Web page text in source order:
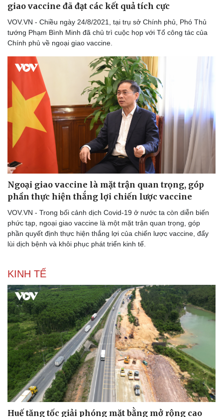
Thể thao
Bóng đá
Lịch thi đấu bóng đá
Thế giới thể thao
eSports
Hậu trường
Ô tô - Xe máy
Ô tô
Xe máy
Tư vấn
giao vaccine đã đạt các kết quả tích cực
VOV.VN - Chiều ngày 24/8/2021, tại trụ sở Chính phủ, Phó Thủ
tướng Phạm Bình Minh đã chủ trì cuộc họp với Tổ công tác của
Chính phủ về ngoại giao vaccine.
Ngoại giao vaccine là mặt trận quan trọng, góp
phần thực hiện thắng lợi chiến lược vaccine
VOV.VN - Trong bối cảnh dịch Covid-19 ở nước ta còn diễn biến
phức tạp, ngoại giao vaccine là một mặt trận quan trọng, góp
phần quyết định thực hiện thắng lợi của chiến lược vaccine, đẩy
lùi dịch bệnh và khôi phục phát triển kinh tế.
KINH TẾ
Huế tăng tốc giải phóng mặt bằng mở rộng cao